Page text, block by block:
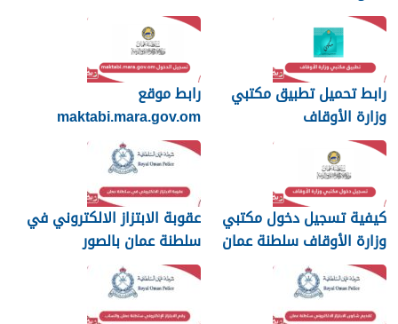
رابط تحميل تطبيق مكتبي
وزارة الأوقاف
رابط موقع
maktabi.mara.gov.om
تسجيل الدخول
كيفية تسجيل دخول مكتبي
وزارة الأوقاف سلطنة عمان
عقوبة الابتزاز الالكتروني في
سلطنة عمان بالصور
والرسائل